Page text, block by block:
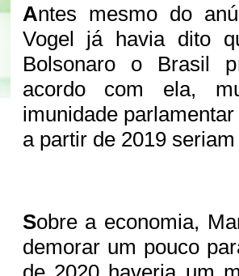
Antes mesmo do
Vogel já havia dito
Bolsonaro o Brasil
acordo com ela,
imunidade
a partir de 2019
Sobre a economia,
demorar um pouco